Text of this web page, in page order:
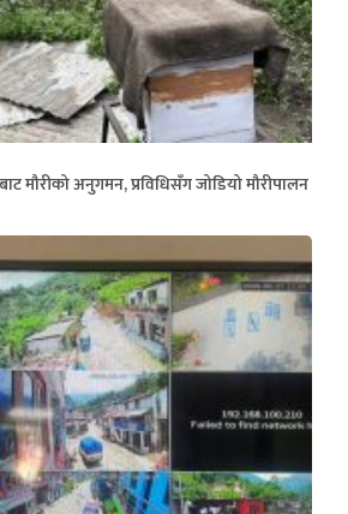
मौरीको अनुगमन, प्रविधिसँग जोडियो मौरीपालन